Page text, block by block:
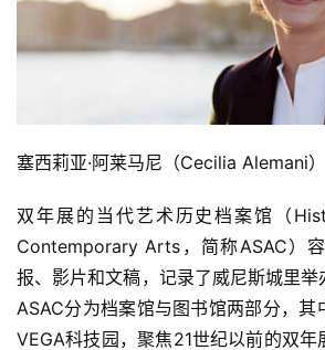
塞西莉亚·阿莱马尼（Cecilia Alemani）
双年展的当代艺术历史档案馆（
Contemporary Arts，简称ASAC）
报、影片和文稿，记录了威尼斯城里举
ASAC分为档案馆与图书馆两部分，其
VEGA科技园，聚焦21世纪以前的双